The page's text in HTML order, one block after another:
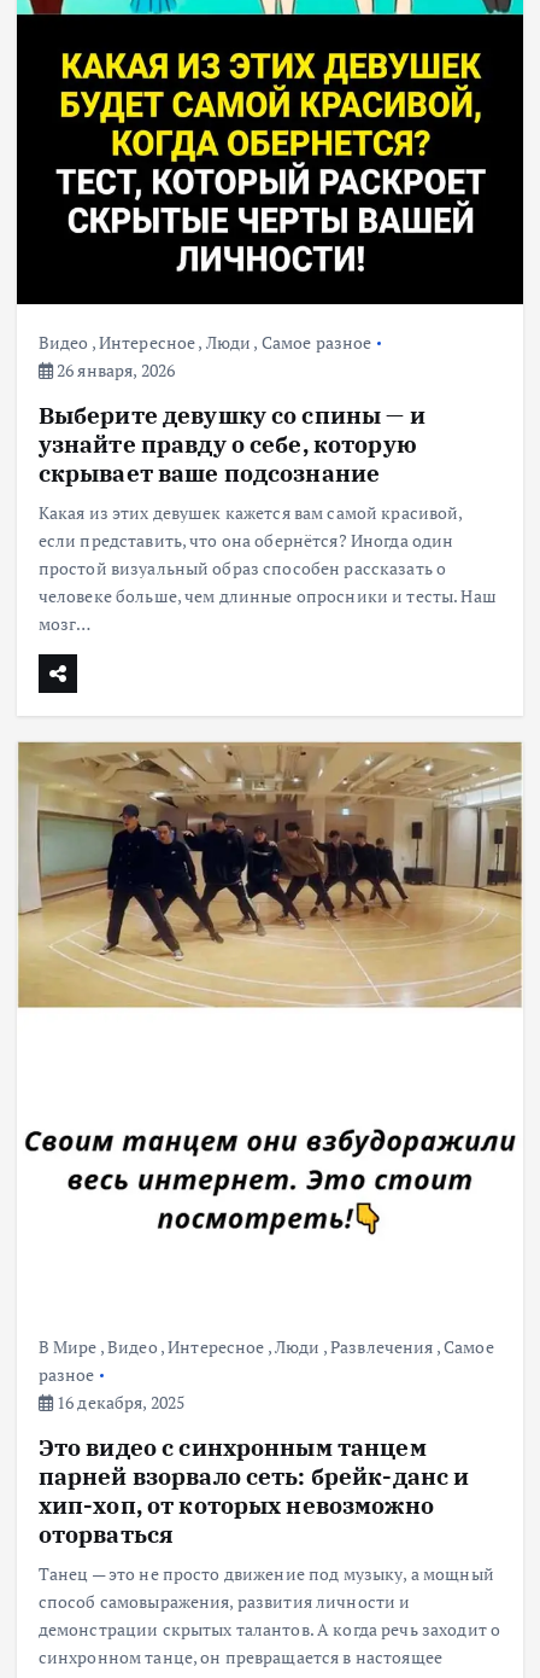
Видео ,Интересное, Люди , Самое разное
26 января, 2026
Выберите девушку со спины — и
узнайте правду о себе, которую
скрывает ваше подсознание
Какая из этих девушек кажется вам самой красивой,
если представить, что она обернётся? Иногда один
простой визуальный образ способен рассказать о
человеке больше, чем длинные опросники и тесты. Наш
мозг…
В Мире ,Видео ,Интересное ,Люди ,Развлечения ,Самое
разное
16 декабря, 2025
Это видео с синхронным танцем
парней взорвало сеть: брейк-данс и
хип-хоп, от которых невозможно
оторваться
Танец — это не просто движение под музыку, а мощный
способ самовыражения, развития личности и
демонстрации скрытых талантов. А когда речь заходит о
синхронном танце, он превращается в настоящее